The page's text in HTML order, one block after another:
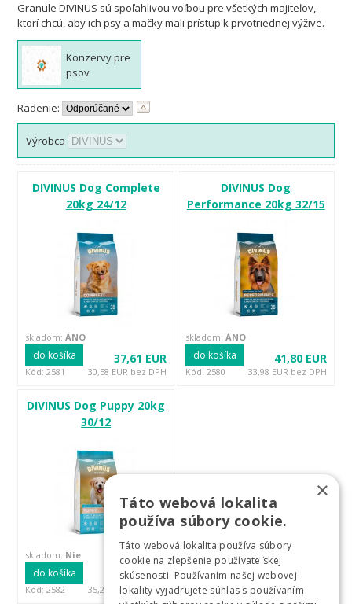
Granule DIVINUS sú spoľahlivou voľbou pre všetkých majiteľov,
ktorí chcú, aby ich psy a mačky mali prístup k prvotriednej výžive.
Konzervy pre
psov
Radenie:
Výrobca
DIVINUS Dog Complete
20kg 24/12
Kód: 2581
skladom: ÁNO
37,61 EUR
30,58 EUR bez DPH
do košíka
DIVINUS Dog
Performance 20kg 32/15
Kód: 2580
skladom: ÁNO
41,80 EUR
33,98 EUR bez DPH
do košíka
DIVINUS Dog Puppy 20kg
30/12
Kód: 2582
skladom: Nie
43,32 EUR
35,22 EUR bez DPH
do košíka
×
Táto webová lokalita
používa súbory cookie.
Táto webová lokalita používa súbory
cookie na zlepšenie používateľskej
skúsenosti. Používaním našej webovej
lokality vyjadrujete súhlas s používaním